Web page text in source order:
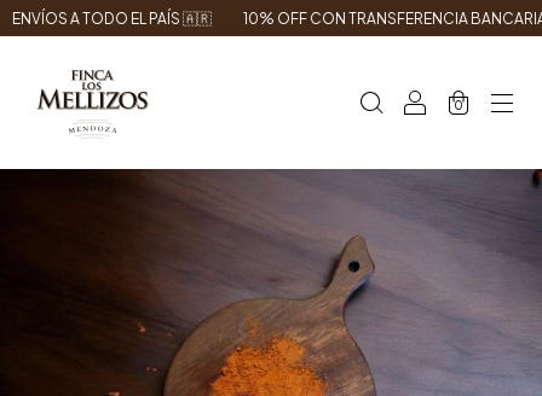
A TODO EL PAÍS 🇦🇷 10% OFF CON TRANSFERENCIA BANCARIA
0